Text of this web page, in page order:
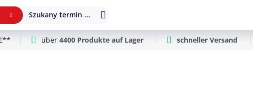
Szukany termin ...
über 4400 Produkte auf Lager schneller Versand